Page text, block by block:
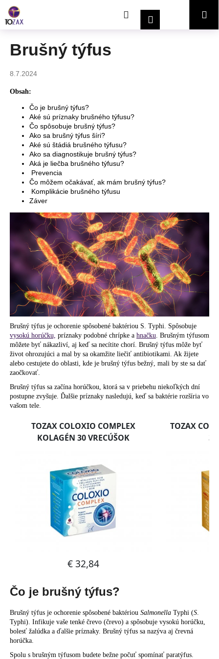
obsah
HľadaťPrihlásenieNákupný
Brušný týfus
8.7.2024
Obsah:
Čo je brušný týfus?
Aké sú príznaky brušného týfusu?
Čo spôsobuje brušný týfus?
Ako sa brušný týfus šíri?
Aké sú štádiá brušného týfusu?
Ako sa diagnostikuje brušný týfus?
Aká je liečba brušného týfusu?
Prevencia
Čo môžem očakávať, ak mám brušný týfus?
Komplikácie brušného týfusu
Záver
Brušný týfus je ochorenie spôsobené baktériou S. Typhi. Spôsobuje
vysokú horúčku, príznaky podobné chrípke a hnačku. Brušným týfusom
môžete byť nákazliví, aj keď sa necítite chorí. Brušný týfus môže byť
život ohrozujúci a mal by sa okamžite liečiť antibiotikami. Ak žijete
alebo cestujete do oblasti, kde je brušný týfus bežný, mali by ste sa dať
zaočkovať.
Brušný týfus sa začína horúčkou, ktorá sa v priebehu niekoľkých dní
postupne zvyšuje. Ďalšie príznaky nasledujú, keď sa baktérie rozšíria vo
vašom tele.
Čo je brušný týfus?
Brušný týfus je ochorenie spôsobené baktériou Salmonella Typhi (S
Typhi). Infikuje vaše tenké črevo (črevo) a spôsobuje vysokú horúčku,
bolesť žalúdka a ďalšie príznaky. Brušný týfus sa nazýva aj črevná
horúčka.
Spolu s brušným týfusom budete bežne počuť spomínať paratýfus.
o
Č
p
o
á
j
s
ť
?
HĽADAŤ
O
d
p
o